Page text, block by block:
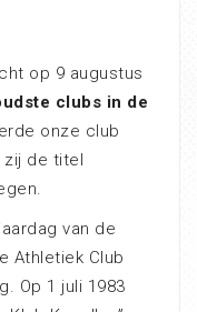
op 9 augustus
clubs in de
onze club
zij de titel
van de
Athletiek Club
Op 1 juli 1983